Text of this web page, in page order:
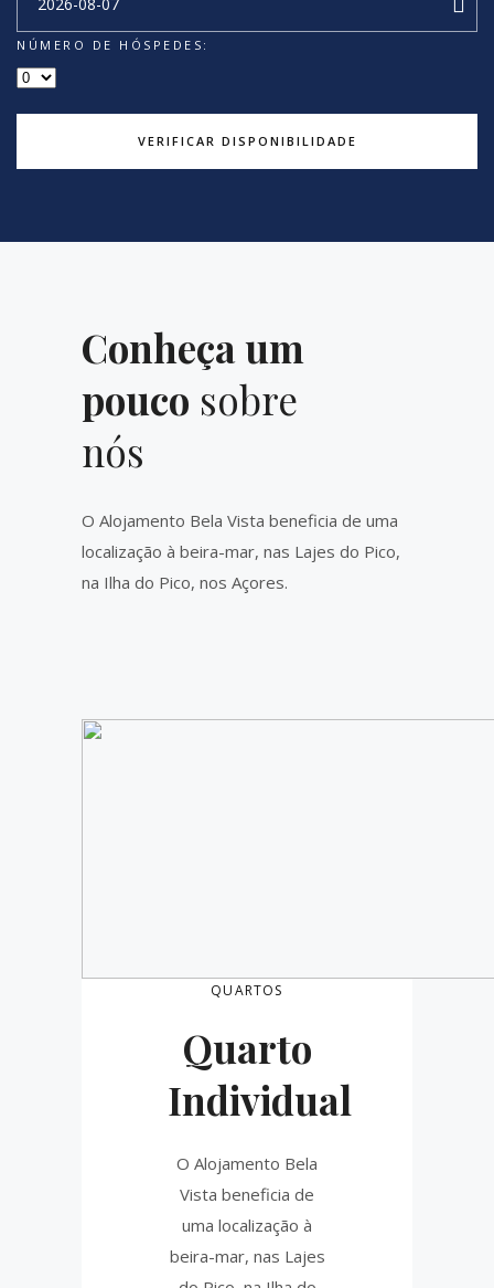
NÚMERO DE HÓSPEDES:
VERIFICAR DISPONIBILIDADE
Conheça um
pouco sobre
nós
O Alojamento Bela Vista beneficia de uma
localização à beira-mar, nas Lajes do Pico,
na Ilha do Pico, nos Açores.
QUARTOS
Quarto
Individual
O Alojamento Bela
Vista beneficia de
uma localização à
beira-mar, nas Lajes